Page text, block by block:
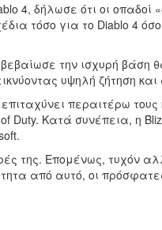
4, δήλωσε ότι οι οπαδοί
τόσο για το Diablo 4
την ισχυρή βάση
υψηλή ζήτηση
περαιτέρω
Duty. Κατά συνέπεια, η
της. Επομένως, τυχόν
από αυτό, οι